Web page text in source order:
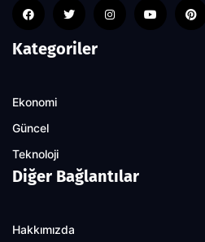
Kategoriler
Ekonomi
Güncel
Teknoloji
Diğer Bağlantılar
Hakkımızda